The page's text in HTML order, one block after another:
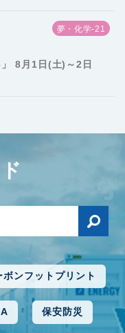
夢・化学-21
8月1日(土)～2日
ボンフットプリント
保安防災